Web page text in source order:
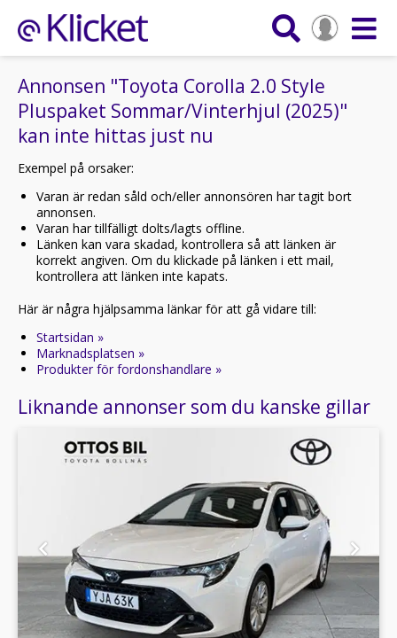
Annonsen "Toyota Corolla 2.0 Style
Pluspaket Sommar/Vinterhjul (2025)"
kan inte hittas just nu
Exempel på orsaker:
Varan är redan såld och/eller annonsören har tagit bort
annonsen.
Varan har tillfälligt dolts/lagts offline.
Länken kan vara skadad, kontrollera så att länken är
korrekt angiven. Om du klickade på länken i ett mail,
kontrollera att länken inte kapats.
Här är några hjälpsamma länkar för att gå vidare till:
Startsidan »
Marknadsplatsen »
Produkter för fordonshandlare »
Liknande annonser som du kanske gillar